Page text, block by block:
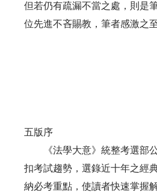
但若仍有疏漏不當之處，則是
位先進不吝賜教，筆者感激之至
五版序
《法學大意》統整考選部公
扣考試趨勢，選錄近十年之經
納必考重點，使讀者快速掌握